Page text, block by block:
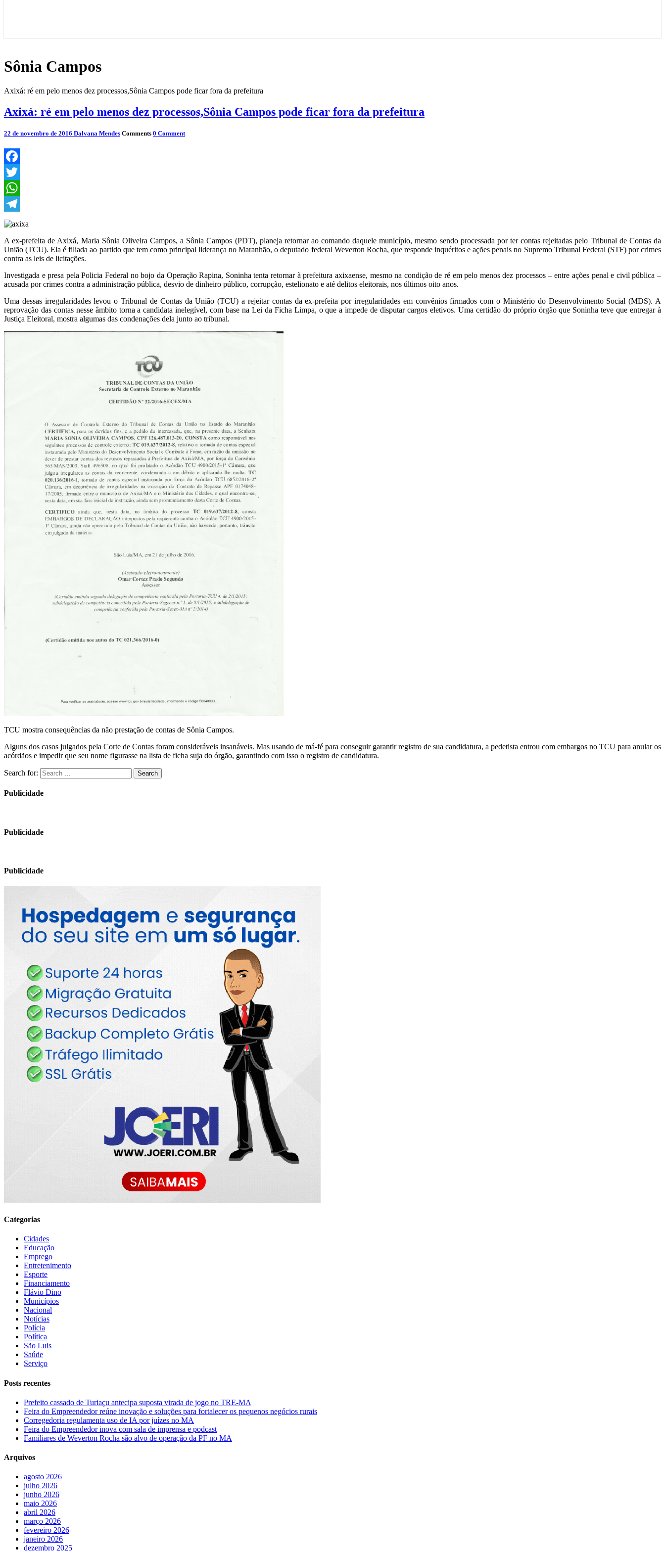
Sônia Campos
Axixá: ré em pelo menos dez processos,Sônia Campos pode ficar fora da prefeitura
Axixá: ré em pelo menos dez processos,Sônia Campos pode ficar fora da prefeitura
22 de novembro de 2016 Dalvana Mendes Comments 0 Comment
Facebook
Twitter
WhatsApp
Telegram
A ex-prefeita de Axixá, Maria Sônia Oliveira Campos, a Sônia Campos (PDT), planeja retornar ao comando daquele município, mesmo sendo processada por ter contas rejeitadas pelo Tribunal de Contas da
União (TCU). Ela é filiada ao partido que tem como principal liderança no Maranhão, o deputado federal Weverton Rocha, que responde inquéritos e ações penais no Supremo Tribunal Federal (STF) por crimes
contra as leis de licitações.
Investigada e presa pela Policia Federal no bojo da Operação Rapina, Soninha tenta retornar à prefeitura axixaense, mesmo na condição de ré em pelo menos dez processos – entre ações penal e civil pública –
acusada por crimes contra a administração pública, desvio de dinheiro público, corrupção, estelionato e até delitos eleitorais, nos últimos oito anos.
Uma dessas irregularidades levou o Tribunal de Contas da União (TCU) a rejeitar contas da ex-prefeita por irregularidades em convênios firmados com o Ministério do Desenvolvimento Social (MDS). A
reprovação das contas nesse âmbito torna a candidata inelegível, com base na Lei da Ficha Limpa, o que a impede de disputar cargos eletivos. Uma certidão do próprio órgão que Soninha teve que entregar à
Justiça Eleitoral, mostra algumas das condenações dela junto ao tribunal.
TCU mostra consequências da não prestação de contas de Sônia Campos.
Alguns dos casos julgados pela Corte de Contas foram consideráveis insanáveis. Mas usando de má-fé para conseguir garantir registro de sua candidatura, a pedetista entrou com embargos no TCU para anular os
acórdãos e impedir que seu nome figurasse na lista de ficha suja do órgão, garantindo com isso o registro de candidatura.
Search for: Search
Publicidade
Publicidade
Publicidade
Categorias
Cidades
Educação
Emprego
Entretenimento
Esporte
Financiamento
Flávio Dino
Municípios
Nacional
Notícias
Polícia
Política
São Luis
Saúde
Serviço
Posts recentes
Prefeito cassado de Turiaçu antecipa suposta virada de jogo no TRE-MA
Feira do Empreendedor reúne inovação e soluções para fortalecer os pequenos negócios rurais
Corregedoria regulamenta uso de IA por juízes no MA
Feira do Empreendedor inova com sala de imprensa e podcast
Familiares de Weverton Rocha são alvo de operação da PF no MA
Arquivos
agosto 2026
julho 2026
junho 2026
maio 2026
abril 2026
março 2026
fevereiro 2026
janeiro 2026
dezembro 2025